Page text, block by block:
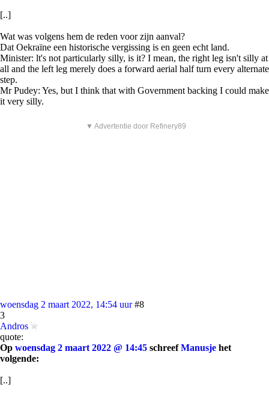
[..]
Wat was volgens hem de reden voor zijn aanval?
Dat Oekraïne een historische vergissing is en geen echt land.
Minister: lt's not particularly silly, is it? I mean, the right leg isn't silly at
all and the left leg merely does a forward aerial half turn every alternate
step.
Mr Pudey: Yes, but I think that with Government backing I could make
it very silly.
▼ Advertentie door Refinery89
woensdag 2 maart 2022, 14:54 uur #8
3
Andros
quote:
Op woensdag 2 maart 2022 @ 14:45 schreefManusje het
volgende:
[..]